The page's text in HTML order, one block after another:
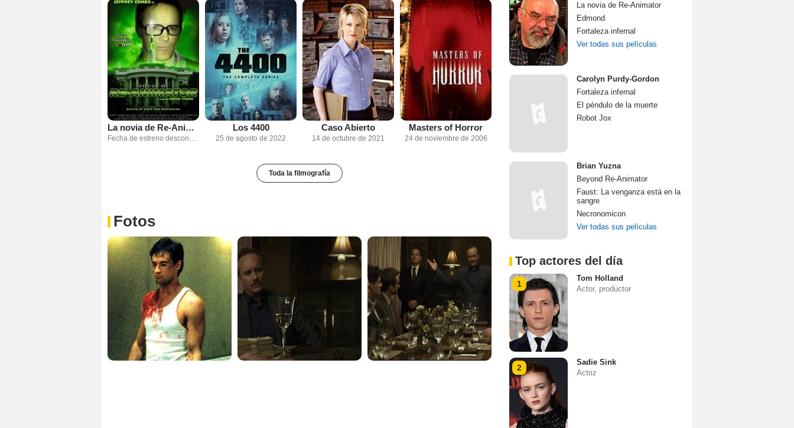
La novia de Re-Animator
Fecha de estreno desconocida
Los 4400
25 de agosto de 2022
Caso Abierto
14 de octubre de 2021
Masters of Horror
24 de noviembre de 2006
Toda la filmografía
Fotos
La novia de Re-Animator
Edmond
Fortaleza infernal
Ver todas sus películas
Carolyn Purdy-Gordon
Fortaleza infernal
El péndulo de la muerte
Robot Jox
Brian Yuzna
Beyond Re-Animator
Faust: La venganza está en la
sangre
Necronomicon
Ver todas sus películas
Top actores del día
1
Tom Holland
Actor, productor
2
Sadie Sink
Actriz